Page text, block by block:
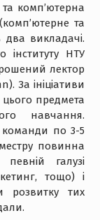
комп’ютерна
та
викладачі.
інституту НТУ
лектор
За ініціативи
предмета
навчання.
команди по 3-5
повинна
галузі
тощо) і
розвитку тих